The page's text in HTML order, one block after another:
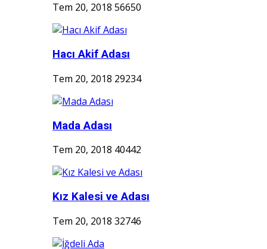
Tem 20, 2018 56650
Hacı Akif Adası
Tem 20, 2018 29234
Mada Adası
Tem 20, 2018 40442
Kız Kalesi ve Adası
Tem 20, 2018 32746